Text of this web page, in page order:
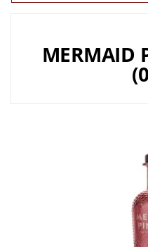
MERMAID